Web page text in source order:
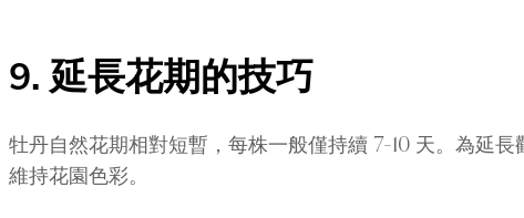
9. 延長花期的技巧
牡丹自然花期相對短暫，每株一般僅持續 7–10 天。為延
維持花園色彩。